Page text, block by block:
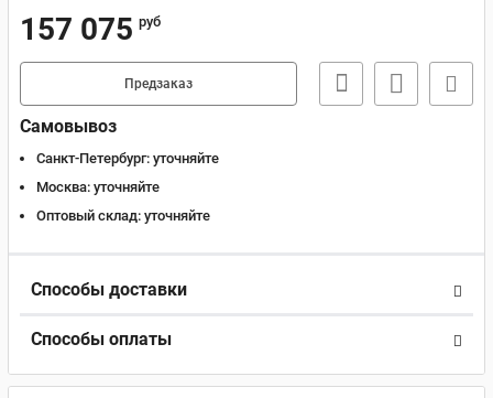
157 075 руб
Предзаказ
Самовывоз
Санкт-Петербург: уточняйте
Москва: уточняйте
Оптовый склад: уточняйте
Способы доставки
Способы оплаты